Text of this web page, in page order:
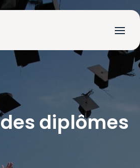
des diplômes